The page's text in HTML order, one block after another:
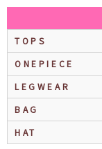
TOPS
ONEPIECE
LEGWEAR
BAG
HAT